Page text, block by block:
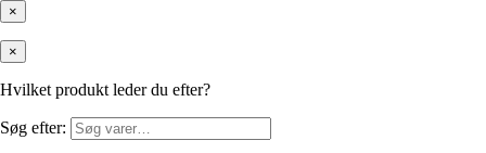
×
×
Hvilket produkt leder du efter?
Søg efter: